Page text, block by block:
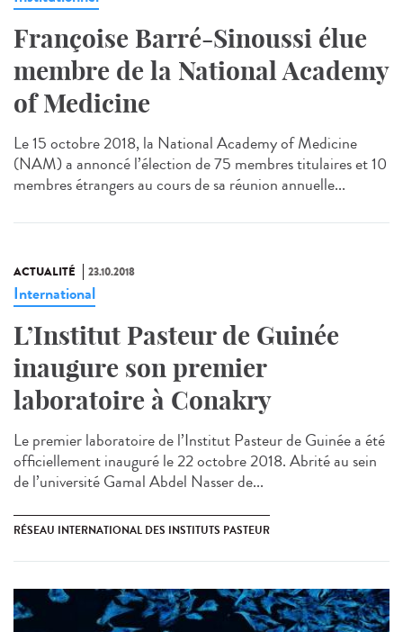
Françoise Barré-Sinoussi élue
membre de la National Academy
of Medicine
Le 15 octobre 2018, la National Academy of Medicine
(NAM) a annoncé l’élection de 75 membres titulaires et 10
membres étrangers au cours de sa réunion annuelle...
ACTUALITÉ 23.10.2018
International
L’Institut Pasteur de Guinée
inaugure son premier
laboratoire à Conakry
Le premier laboratoire de l’Institut Pasteur de Guinée a été
officiellement inauguré le 22 octobre 2018. Abrité au sein
de l’université Gamal Abdel Nasser de...
RÉSEAU INTERNATIONAL DES INSTITUTS PASTEUR